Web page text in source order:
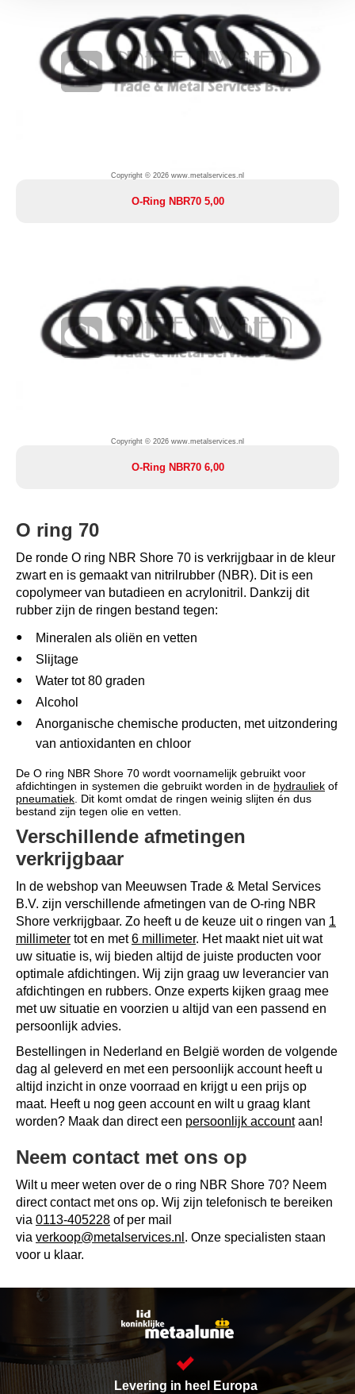
Copyright © 2026 www.metalservices.nl
O-Ring NBR70 5,00
Copyright © 2026 www.metalservices.nl
O-Ring NBR70 6,00
O ring 70
De ronde O ring NBR Shore 70 is verkrijgbaar in de kleur
zwart en is gemaakt van nitrilrubber (NBR). Dit is een
copolymeer van butadieen en acrylonitril. Dankzij dit
rubber zijn de ringen bestand tegen:
Mineralen als oliën en vetten
Slijtage
Water tot 80 graden
Alcohol
Anorganische chemische producten, met uitzondering
van antioxidanten en chloor
De O ring NBR Shore 70 wordt voornamelijk gebruikt voor
afdichtingen in systemen die gebruikt worden in de hydrauliek of
pneumatiek . Dit komt omdat de ringen weinig slijten én dus
bestand zijn tegen olie en vetten.
Verschillende afmetingen
verkrijgbaar
In de webshop van Meeuwsen Trade & Metal Services
B.V. zijn verschillende afmetingen van de O-ring NBR
Shore verkrijgbaar. Zo heeft u de keuze uit o ringen van 1
millimeter tot en met6 millimeter. Het maakt niet uit wat
uw situatie is, wij bieden altijd de juiste producten voor
optimale afdichtingen. Wij zijn graag uw leverancier van
afdichtingen en rubbers. Onze experts kijken graag mee
met uw situatie en voorzien u altijd van een passend en
persoonlijk advies.
Bestellingen in Nederland en België worden de volgende
dag al geleverd en met een persoonlijk account heeft u
altijd inzicht in onze voorraad en krijgt u een prijs op
maat. Heeft u nog geen account en wilt u graag klant
worden? Maak dan direct een persoonlijk accountaan!
Neem contact met ons op
Wilt u meer weten over de o ring NBR Shore 70? Neem
direct contact met ons op. Wij zijn telefonisch te bereiken
via 0113-405228 of per mail
via verkoop@metalservices.nl . Onze specialisten staan
voor u klaar.
Levering in heel Europa